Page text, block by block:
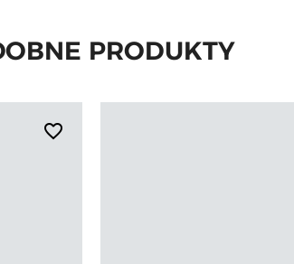
PRODUKTY
favorite_border